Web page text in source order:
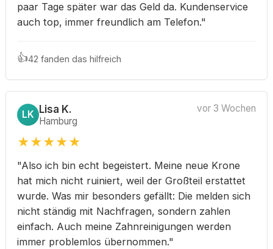
paar Tage später war das Geld da. Kundenservice
auch top, immer freundlich am Telefon."
👍42 fanden das hilfreich
LK Lisa K.
Hamburg
vor 3 Wochen
★★★★★
"Also ich bin echt begeistert. Meine neue Krone
hat mich nicht ruiniert, weil der Großteil erstattet
wurde. Was mir besonders gefällt: Die melden sich
nicht ständig mit Nachfragen, sondern zahlen
einfach. Auch meine Zahnreinigungen werden
immer problemlos übernommen."